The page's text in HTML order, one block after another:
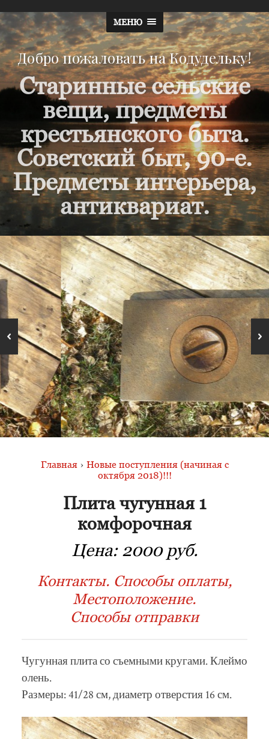
МЕНЮ
Добро пожаловать на Кодудельку!
Старинные сельские
вещи, предметы
крестьянского быта.
Советский быт, 90-е.
Предметы интерьера,
антиквариат.
Главная › Новые поступления (начиная с
октября 2018)!!!
Плита чугунная 1
комфорочная
Цена: 2000 руб.
Контакты. Способы оплаты,
Местоположение.
Способы отправки
Чугунная плита со съемными кругами. Клеймо
олень.
Размеры: 41/28 см, диаметр отверстия 16 см.